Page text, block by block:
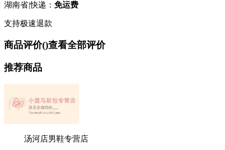
湖南省|快递： 免运费
支持极速退款
商品评价()查看全部评价
推荐商品
汤河店男鞋专营店